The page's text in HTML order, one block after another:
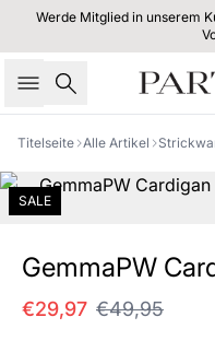
Werde Mitglied in unserem
Suche
Titelseite Alle Artikel
SALE
GemmaPW
€29,97 €49,95